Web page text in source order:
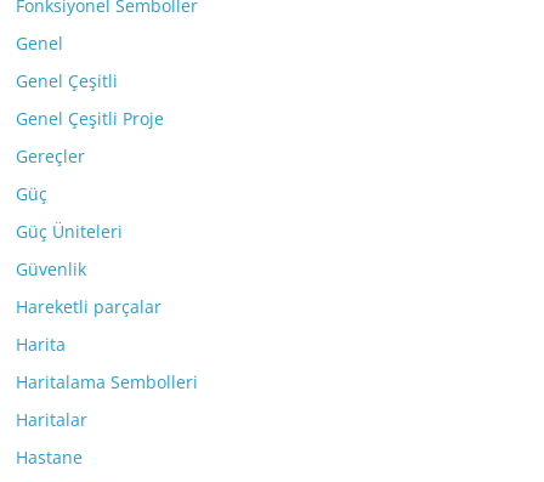
Fonksiyonel Semboller
Genel
Genel Çeşitli
Genel Çeşitli Proje
Gereçler
Güç
Güç Üniteleri
Güvenlik
Hareketli parçalar
Harita
Haritalama Sembolleri
Haritalar
Hastane